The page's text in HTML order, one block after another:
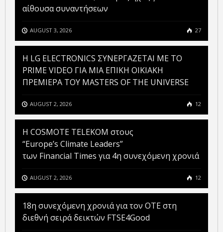
αίθουσα συναντήσεων
AUGUST 3, 2026 27
H LG ELECTRONICS ΣΥΝΕΡΓΑΖΕΤΑΙ ΜΕ ΤΟ
PRIME VIDEO ΓΙΑ ΜΙΑ ΕΠΙΚΗ ΟΙΚΙΑΚΗ
ΠΡΕΜΙΕΡΑ ΤΟΥ MASTERS OF THE UNIVERSE
AUGUST 2, 2026 12
Η COSMOTE TELEKOM στους
“Europe’s Climate Leaders”
των Financial Times για 4η συνεχόμενη χρονιά
AUGUST 2, 2026 12
18η συνεχόμενη χρονιά για τον ΟΤΕ στη
διεθνή σειρά δεικτών FTSE4Good